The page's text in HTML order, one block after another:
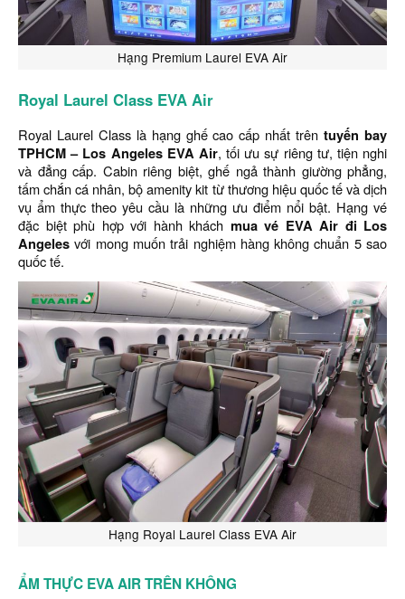
Hạng Premium Laurel EVA Air
Royal Laurel Class EVA Air
Royal Laurel Class là hạng ghế cao cấp nhất trêntuyến bay
TPHCM – Los Angeles EVA Air, tối ưu sự riêng tư, tiện nghi
và đẳng cấp. Cabin riêng biệt, ghế ngả thành giường phẳng,
tấm chắn cá nhân, bộ amenity kit từ thương hiệu quốc tế và dịch
vụ ẩm thực theo yêu cầu là những ưu điểm nổi bật. Hạng vé
đặc biệt phù hợp với hành khách mua vé EVA Air đi Los
Angeles với mong muốn trải nghiệm hàng không chuẩn 5 sao
quốc tế.
Hạng Royal Laurel Class EVA Air
ẨM THỰC EVA AIR TRÊN KHÔNG